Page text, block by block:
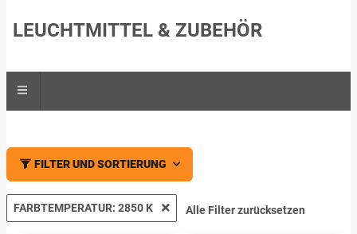
LEUCHTMITTEL & ZUBEHÖR
FILTER UND SORTIERUNG
FARBTEMPERATUR: 2850 K Alle Filter zurücksetzen